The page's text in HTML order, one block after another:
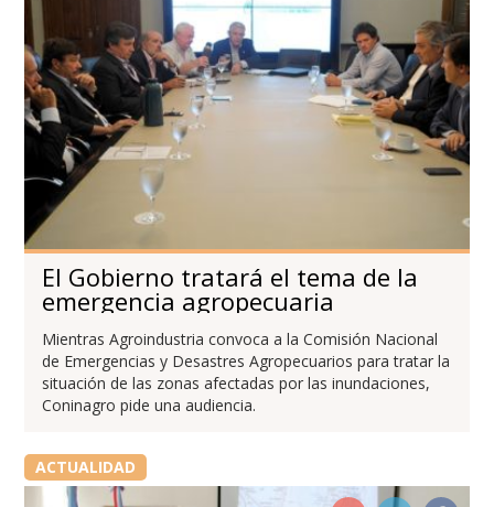
El Gobierno tratará el tema de la
emergencia agropecuaria
Mientras Agroindustria convoca a la Comisión Nacional
de Emergencias y Desastres Agropecuarios para tratar la
situación de las zonas afectadas por las inundaciones,
Coninagro pide una audiencia.
ACTUALIDAD